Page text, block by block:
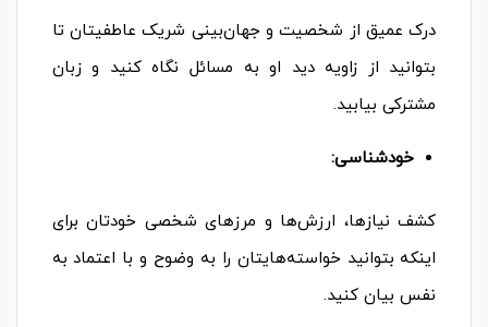
درک عمیق از شخصیت و جهان‌بینی شریک عاطفیتان تا
بتوانید از زاویه دید او به مسائل نگاه کنید و زبان
مشترکی بیابید.
خودشناسی:
کشف نیازها، ارزش‌ها و مرزهای شخصی خودتان برای
اینکه بتوانید خواسته‌هایتان را به وضوح و با اعتماد به
نفس بیان کنید.